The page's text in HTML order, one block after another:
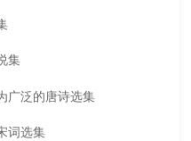
集
广泛的唐诗选集
词选集